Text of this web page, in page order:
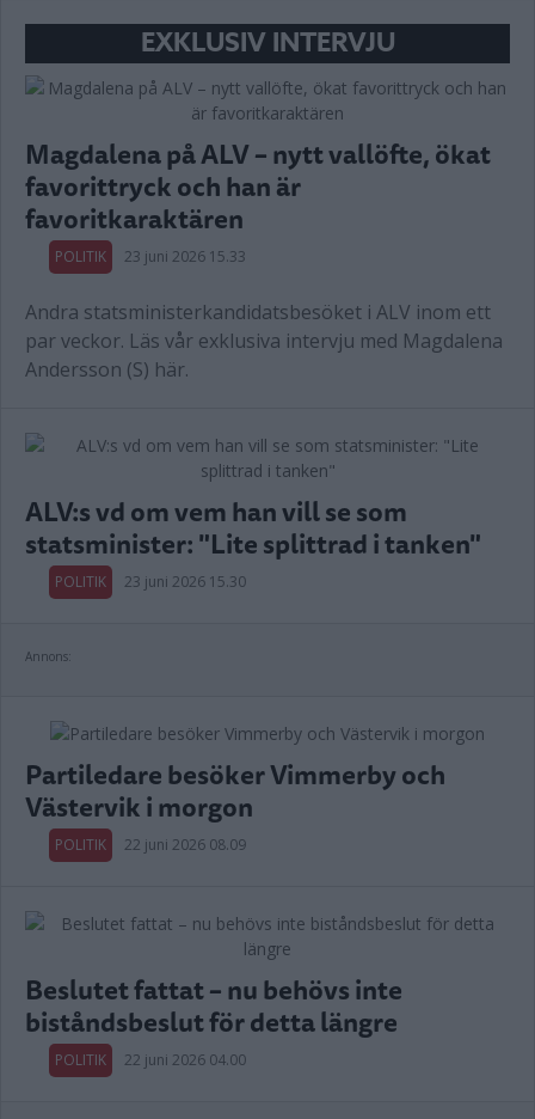
EXKLUSIV INTERVJU
Magdalena på ALV – nytt vallöfte, ökat
favorittryck och han är
favoritkaraktären
POLITIK 23 juni 2026 15.33
Andra statsministerkandidatsbesöket i ALV inom ett
par veckor. Läs vår exklusiva intervju med Magdalena
Andersson (S) här.
ALV:s vd om vem han vill se som
statsminister: "Lite splittrad i tanken"
POLITIK 23 juni 2026 15.30
Annons:
Partiledare besöker Vimmerby och
Västervik i morgon
POLITIK 22 juni 2026 08.09
Beslutet fattat – nu behövs inte
biståndsbeslut för detta längre
POLITIK 22 juni 2026 04.00